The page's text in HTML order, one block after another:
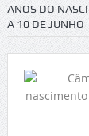
ANOS DO
A 10 DE JUNHO